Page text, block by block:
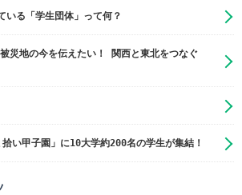
いる「学生団体」って何？
災地の今を伝えたい！ 関西と東北をつなぐ
い甲子園」に10大学約200名の学生が集結！